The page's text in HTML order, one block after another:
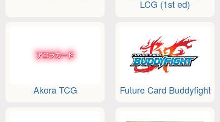
LCG (1st ed)
Akora TCG Future Card Buddyfight